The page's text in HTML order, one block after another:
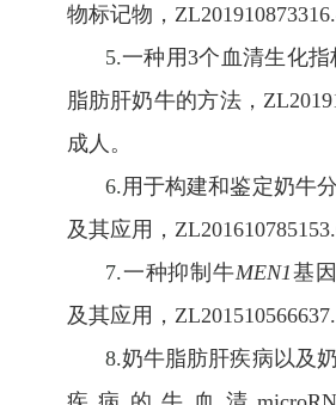
物标记物，
5.一种用3个血清生化
脂肪肝奶牛的方法，
成人。
6.用于构建和鉴定奶牛
及其应用，
7.一种抑制牛MEN1基
及其应用，
8.奶牛脂肪肝疾病以及